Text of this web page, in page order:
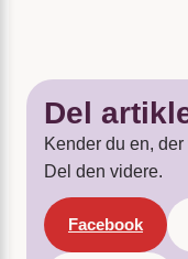
Del
Kender du en,
Del den videre.
Facebook